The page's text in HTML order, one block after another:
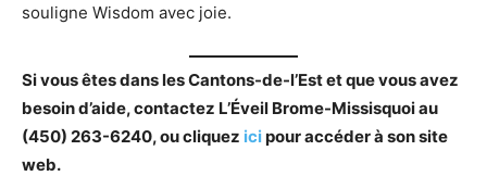
souligne Wisdom avec joie.
Si vous êtes dans les Cantons-de-l’Est et que vous avez
besoin d’aide, contactez L’Éveil Brome-Missisquoi au
(450) 263-6240, ou cliquez icipour accéder à son site
web.